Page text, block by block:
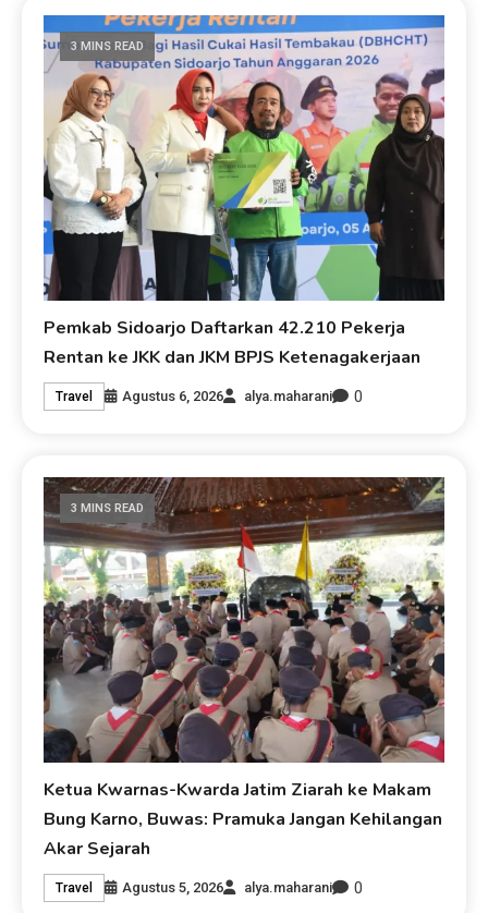
3 MINS READ
Pemkab Sidoarjo Daftarkan 42.210 Pekerja
Rentan ke JKK dan JKM BPJS Ketenagakerjaan
Travel Agustus 6, 2026 alya.maharani 0
3 MINS READ
Ketua Kwarnas-Kwarda Jatim Ziarah ke Makam
Bung Karno, Buwas: Pramuka Jangan Kehilangan
Akar Sejarah
Travel Agustus 5, 2026 alya.maharani 0